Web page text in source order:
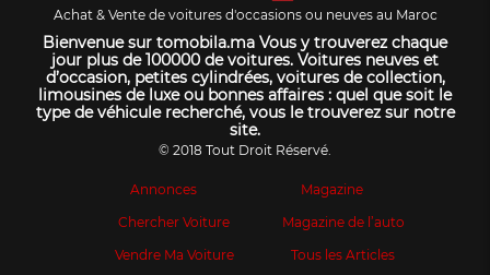
Achat & Vente de voitures d'occasions ou neuves au Maroc
Bienvenue sur tomobila.ma Vous y trouverez chaque
jour plus de 100000 de voitures. Voitures neuves et
d’occasion, petites cylindrées, voitures de collection,
limousines de luxe ou bonnes affaires : quel que soit le
type de véhicule recherché, vous le trouverez sur notre
site.
© 2018 Tout Droit Réservé.
Annonces
Chercher Voiture
Vendre Ma Voiture
Magazine
Magazine de l’auto
Tous les Articles